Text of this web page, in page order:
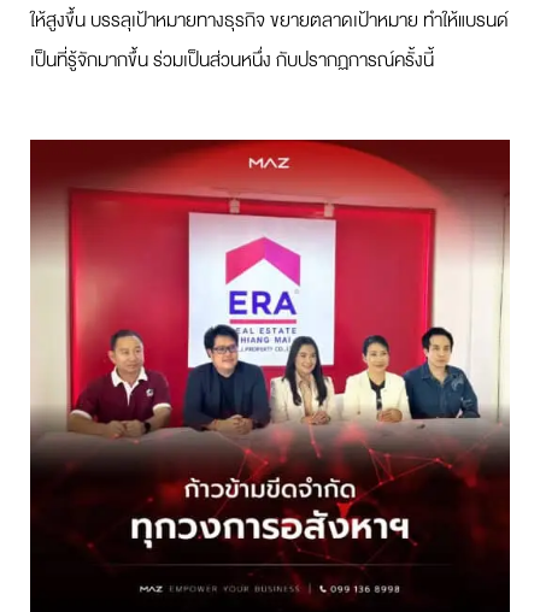
ให้สูงขึ้น บรรลุเป้าหมายทางธุรกิจ ขยายตลาดเป้าหมาย ทำให้แบรนด์
เป็นที่รู้จักมากขึ้น ร่วมเป็นส่วนหนึ่ง กับปรากฏการณ์ครั้งนี้